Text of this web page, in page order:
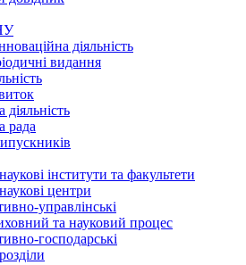
діяльність
видання
рада
інститути та факультети
центри
управлінські
та науковий процес
господарські